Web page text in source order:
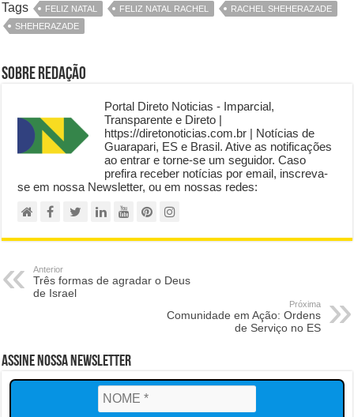
Tags FELIZ NATAL FELIZ NATAL RACHEL
RACHEL SHEHERAZADE
SHEHERAZADE
Sobre Redação
Portal Direto Noticias - Imparcial,
Transparente e Direto |
https://diretonoticias.com.br | Notícias de
Guarapari, ES e Brasil. Ative as notificações
ao entrar e torne-se um seguidor. Caso
prefira receber notícias por email, inscreva-
se em nossa Newsletter, ou em nossas redes:
Anterior
Três formas de agradar o Deus
de Israel
Próxima
Comunidade em Ação: Ordens
de Serviço no ES
Assine Nossa Newsletter